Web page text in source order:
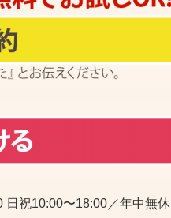
日祝10:00〜18:00／年中無休